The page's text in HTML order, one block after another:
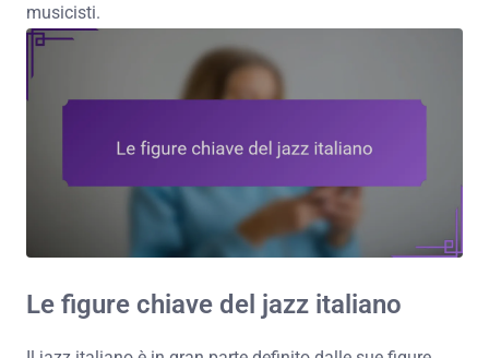
musicisti.
Le figure chiave del jazz italiano